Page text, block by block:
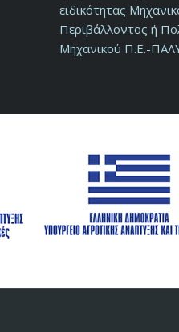
ειδικότητας
Περιβάλλοντος ή
Μηχανικού Π.Ε.-